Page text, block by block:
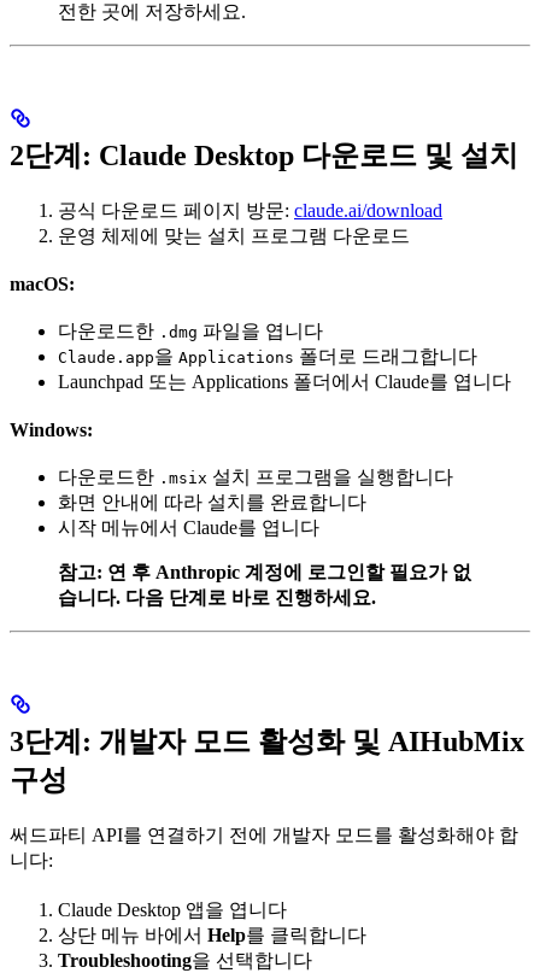
전한 곳에 저장하세요.
2단계: Claude Desktop 다운로드 및 설치
공식 다운로드 페이지 방문: claude.ai/download
운영 체제에 맞는 설치 프로그램 다운로드
macOS:
다운로드한 .dmg 파일을 엽니다
Claude.app을 Applications 폴더로 드래그합니다
Launchpad 또는 Applications 폴더에서 Claude를 엽니다
Windows:
다운로드한 .msix 설치 프로그램을 실행합니다
화면 안내에 따라 설치를 완료합니다
시작 메뉴에서 Claude를 엽니다
참고: 연 후 Anthropic 계정에 로그인할 필요가 없
습니다. 다음 단계로 바로 진행하세요.
3단계: 개발자 모드 활성화 및 AIHubMix
구성
써드파티 API를 연결하기 전에 개발자 모드를 활성화해야 합
니다:
Claude Desktop 앱을 엽니다
상단 메뉴 바에서 Help를 클릭합니다
Troubleshooting을 선택합니다